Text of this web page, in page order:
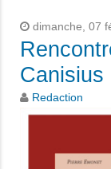
dimanche, 07
Canisius
Redaction